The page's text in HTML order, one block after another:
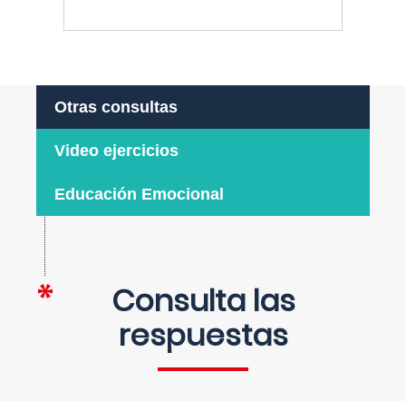
Otras consultas
Video ejercicios
Educación Emocional
Consulta las
respuestas